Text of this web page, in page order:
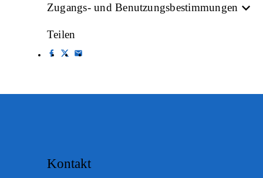
Zugangs- und Benutzungsbestimmungen
Teilen
Kontakt